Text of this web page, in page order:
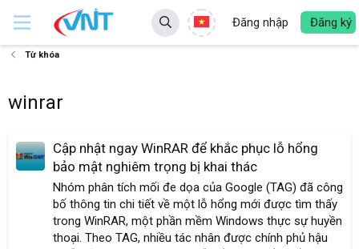
Đăng nhập Đăng ký
Từ khóa
winrar
Cập nhật ngay WinRAR để khắc phục lỗ hổng
bảo mật nghiêm trọng bị khai thác
Nhóm phân tích mối đe dọa của Google (TAG) đã công
bố thông tin chi tiết về một lỗ hổng mới được tìm thấy
trong WinRAR, một phần mềm Windows thực sự huyền
thoại. Theo TAG, nhiều tác nhân được chính phủ hậu